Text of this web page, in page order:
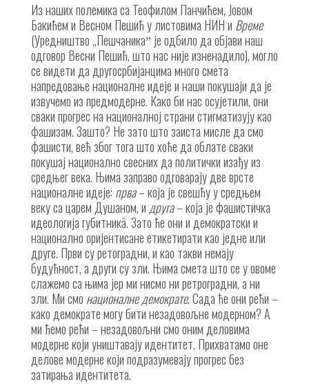
Из наших полемика са Теофилом Панчићем, Јовом
Бакићем и Весном Пешић у листовима НИН и Време
(Уредништво „Пешчаникаˮ је одбило да објави наш
одговор Весни Пешић, што нас није изненадило), могло
се видети да другосрбијанцима много смета
напредовање националне идеје и наши покушаји да је
извучемо из предмодерне. Како би нас осујетили, они
сваки прогрес на националној страни стигматизују као
фашизам. Зашто? Не зато што заиста мисле да смо
фашисти, већ због тога што хоће да облате сваки
покушај национално свесних да политички изађу из
средњег века. Њима заправо одговарају две врсте
националне идеје: прва– која је свешћу у средњем
веку са царем Душаном, и друга– која је фашистичка
идеологија губитникȃ. Зато ће они и демократски и
национално оријентисане етикетирати као једне или
друге. Први су ретоградни, и као такви немају
будућност, а други су зли. Њима смета што се у овоме
слажемо са њима јер ми нисмо ни ретроградни, а ни
зли. Ми смо националне демократе. Сада ће они рећи –
како демократе могу бити незадовољне модерном? А
ми ћемо рећи – незадовољни смо оним деловима
модерне који уништавају идентитет. Прихватамо оне
делове модерне који подразумевају прогрес без
затирања идентитета.